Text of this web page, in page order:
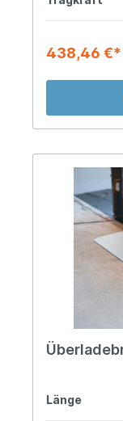
438,46 €*
Länge